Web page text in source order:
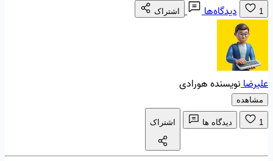
1 دیدگاه‌ها اشتراک
علیرضانویسنده هورادی
مشاهده
1 دیدگاه ها اشتراک